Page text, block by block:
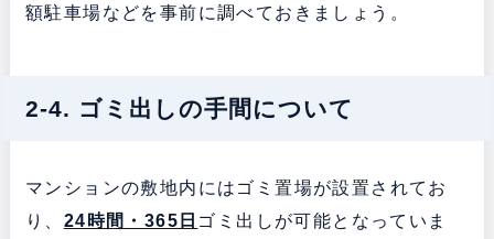
額駐車場などを事前に調べておきましょう。
2-4. ゴミ出しの手間について
マンションの敷地内にはゴミ置場が設置されてお
り、 24時間・365日 ゴミ出しが可能となっていま